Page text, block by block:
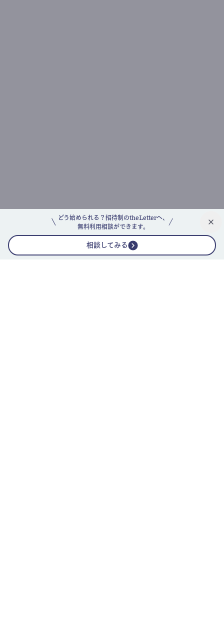
どう始められる？招待制のtheLetterへ、
無料利用相談ができます。
相談してみる